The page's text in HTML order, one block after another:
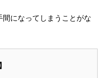
になってしまうことがな